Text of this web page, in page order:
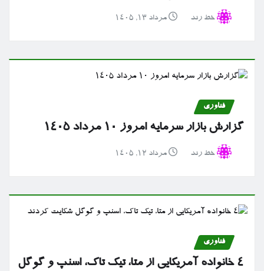
خط رند مرداد ۱۳, ۱۴۰۵
فناوری
گزارش بازار سرمایه امروز ۱۰ مرداد ۱۴۰۵
خط رند مرداد ۱۲, ۱۴۰۵
فناوری
۴ خانواده آمریکایی از متا، تیک تاک، اسنپ و گوگل